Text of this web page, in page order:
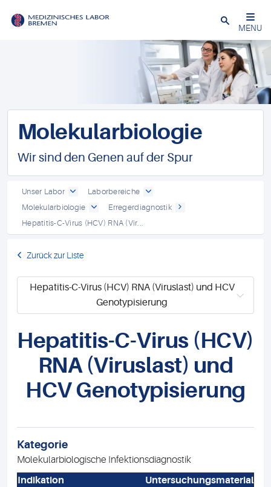
Schließen
MENU
Molekularbiologie
Wir sind den Genen auf der Spur
Unser Labor
Laborbereiche
Molekularbiologie
Erregerdiagnostik
Hepatitis-C-Virus (HCV) RNA (Vir...
Zurück zur Liste
Hepatitis-C-Virus (HCV) RNA (Viruslast) und HCV
Genotypisierung
Hepatitis-C-Virus (HCV)
RNA (Viruslast) und
HCV Genotypisierung
Kategorie
Molekularbiologische Infektionsdiagnostik
Indikation
Untersuchungsmaterial